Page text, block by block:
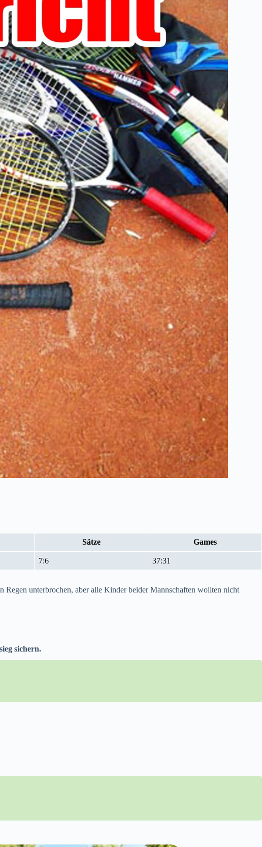
Sätze Games
7:6
37:31
unterbrochen, aber alle Kinder beider Mannschaften wollten nicht
sichern.